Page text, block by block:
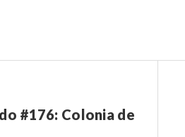
#176: Colonia de